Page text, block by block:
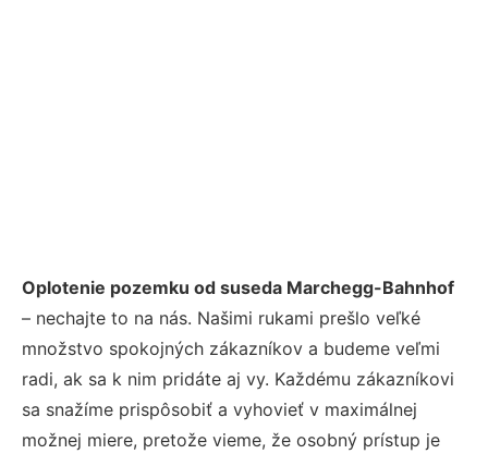
Oplotenie pozemku od suseda Marchegg-Bahnhof
– nechajte to na nás. Našimi rukami prešlo veľké
množstvo spokojných zákazníkov a budeme veľmi
radi, ak sa k nim pridáte aj vy. Každému zákazníkovi
sa snažíme prispôsobiť a vyhovieť v maximálnej
možnej miere, pretože vieme, že osobný prístup je